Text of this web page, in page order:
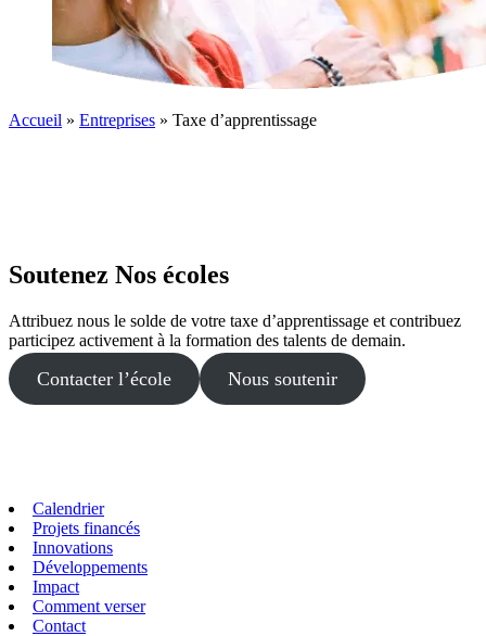
Accueil » Entreprises » Taxe d’apprentissage
Soutenez Nos écoles
Attribuez nous le solde de votre taxe d’apprentissage et contribuez
participez activement à la formation des talents de demain.
Contacter l’école Nous soutenir
Calendrier
Projets financés
Innovations
Développements
Impact
Comment verser
Contact